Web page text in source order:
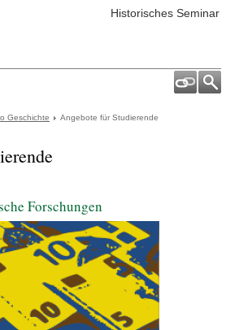
Historisches Seminar
Geschichte Angebote für Studierende
Forschungen